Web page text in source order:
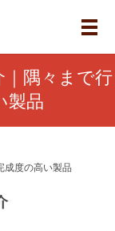
メ
｜隅々まで行
製品
成度の高い製品